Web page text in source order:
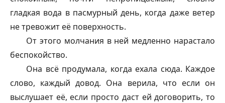
гладкая вода в пасмурный день, когда даже ветер
не тревожит её поверхность.
От этого молчания в ней медленно нарастало
беспокойство.
Она всё продумала, когда ехала сюда. Каждое
слово, каждый довод. Она верила, что если он
выслушает её, если просто даст ей договорить, то